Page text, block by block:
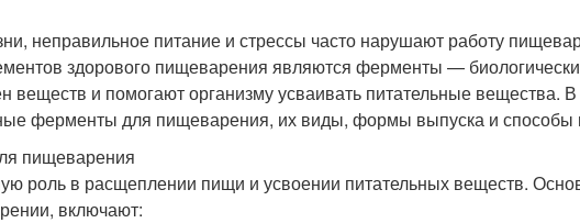
неправильное питание и стрессы часто нарушают работу
здорового пищеварения являются ферменты —
веществ и помогают организму усваивать питательные вещества.
ферменты для пищеварения, их виды, формы выпуска и способы
пищеварения
роль в расщеплении пищи и усвоении питательных веществ.
включают: